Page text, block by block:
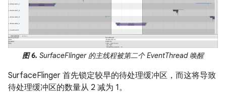
图 6. SurfaceFlinger 的主线程被第二个 EventThread 唤醒
SurfaceFlinger 首先锁定较早的待处理缓冲区，而这将导致
待处理缓冲区的数量从 2 减为 1。